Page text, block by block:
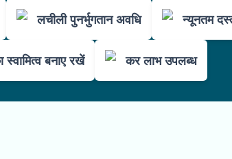
लचीली पुनर्भुगतान अवधि न्यूनतम
स्वामित्व बनाए रखें कर लाभ उपलब्ध